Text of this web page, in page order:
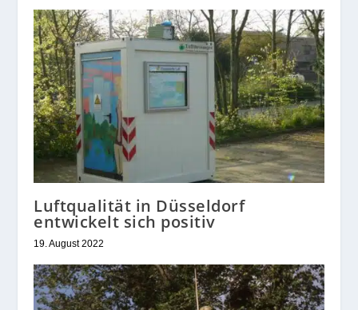
Luftqualität in Düsseldorf
entwickelt sich positiv
19. August 2022